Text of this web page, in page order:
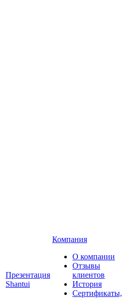
Презентация
Shantui
Компания
О компании
Отзывы
клиентов
История
Сертификаты,